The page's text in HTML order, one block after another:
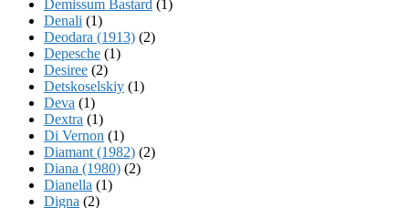
Demissum Bastard (1)
Denali (1)
Deodara (1913) (2)
Depesche (1)
Desiree (2)
Detskoselskiy (1)
Deva (1)
Dextra (1)
Di Vernon (1)
Diamant (1982) (2)
Diana (1980) (2)
Dianella (1)
Digna (2)